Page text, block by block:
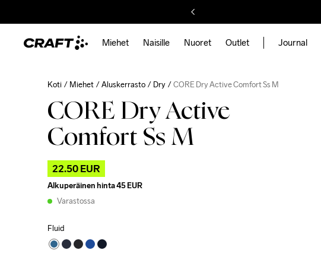
Miehet Naisille Nuoret Outlet Journal
Koti Miehet Aluskerrasto Dry CORE Dry Active Comfort Ss M
CORE Dry Active
Comfort Ss M
22.50 EUR
Alkuperäinen hinta45 EUR
Varastossa
Fluid